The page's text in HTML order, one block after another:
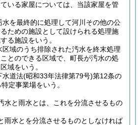
いる家屋については、当該家屋を管
を最終的に処理して河川その他の公
ための施設として設けられる処理施
る施設をいう。
域のうち排除された汚水を終末処理
とのできる区域で、町長が汚水の処
域をいう。
道法(昭和33年法律第79号)第12条の
定事業場をいう。
水と雨水とは、これを分流させるもの
雨水とを分流させるものとしなければ